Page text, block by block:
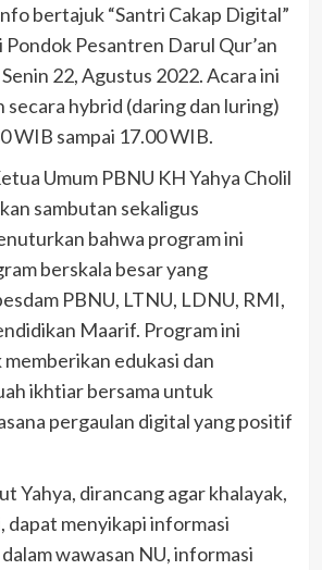
bertajuk “Santri Cakap Digital”
Pondok Pesantren Darul Qur’an
22, Agustus 2022. Acara ini
secara hybrid (daring dan luring)
WIB sampai 17.00 WIB.
Umum PBNU KH Yahya Cholil
sambutan sekaligus
bahwa program ini
berskala besar yang
PBNU, LTNU, LDNU, RMI,
Maarif. Program ini
edukasi dan
ikhtiar bersama untuk
pergaulan digital yang positif
Yahya, dirancang agar khalayak,
dapat menyikapi informasi
wawasan NU, informasi